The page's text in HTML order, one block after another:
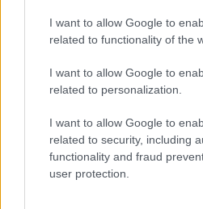
I want to allow Google to
related to functionality of the
I want to allow Google to
related to personalization.
I want to allow Google to
related to security, including
functionality and fraud
user protection.
szabályzatot!
LEGFRISSEBB